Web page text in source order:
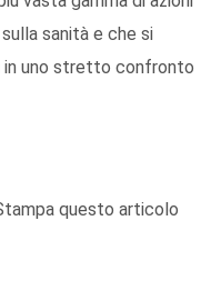
sanità e che si
in uno stretto confronto
questo articolo